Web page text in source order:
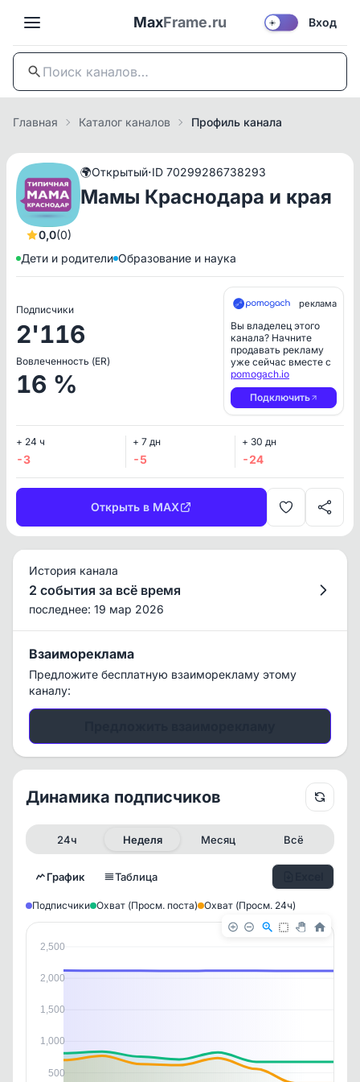
MaxFrame.ru ☀️ Вход
Главная Каталог каналов Профиль канала
0,0(0)
🌍Открытый·ID 70299286738293
Мамы Краснодара и края
Дети и родители Образование и наука
Подписчики
2'116
Вовлеченность (ER)
16 %
реклама
Вы владелец этого
канала? Начните
продавать рекламу
уже сейчас вместе с
pomogach.io
Подключить
+ 24 ч
-3
+ 7 дн
-5
+ 30 дн
-24
Открыть в MAX
История канала
2 события за всё время
последнее: 19 мар 2026
Взаимореклама
Предложите бесплатную взаиморекламу этому
каналу:
История канала
Динамика подписчиков
24ч Неделя Месяц Всё
График Таблица
Подписчики Охват (Просм. поста) Охват (Просм. 24ч)
2,500
2,000
1,500
1,000
500